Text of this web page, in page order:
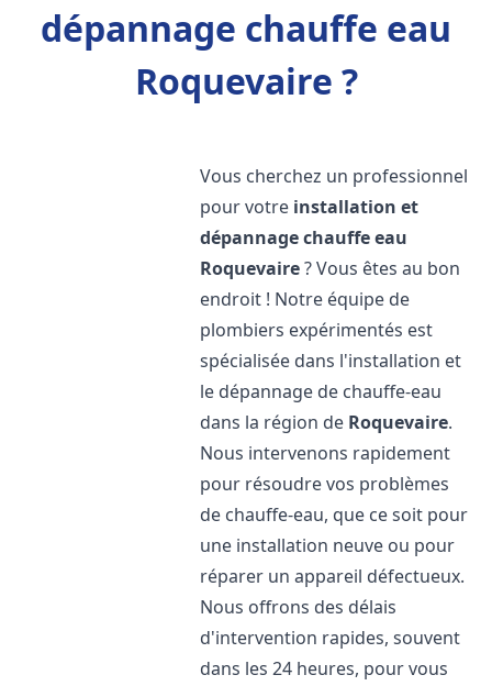
dépannage chauffe eau
Roquevaire ?
Vous cherchez un professionnel
pour votre installation et
dépannage chauffe eau
Roquevaire? Vous êtes au bon
endroit ! Notre équipe de
plombiers expérimentés est
spécialisée dans l'installation et
le dépannage de chauffe-eau
dans la région de Roquevaire.
Nous intervenons rapidement
pour résoudre vos problèmes
de chauffe-eau, que ce soit pour
une installation neuve ou pour
réparer un appareil défectueux.
Nous offrons des délais
d'intervention rapides, souvent
dans les 24 heures, pour vous